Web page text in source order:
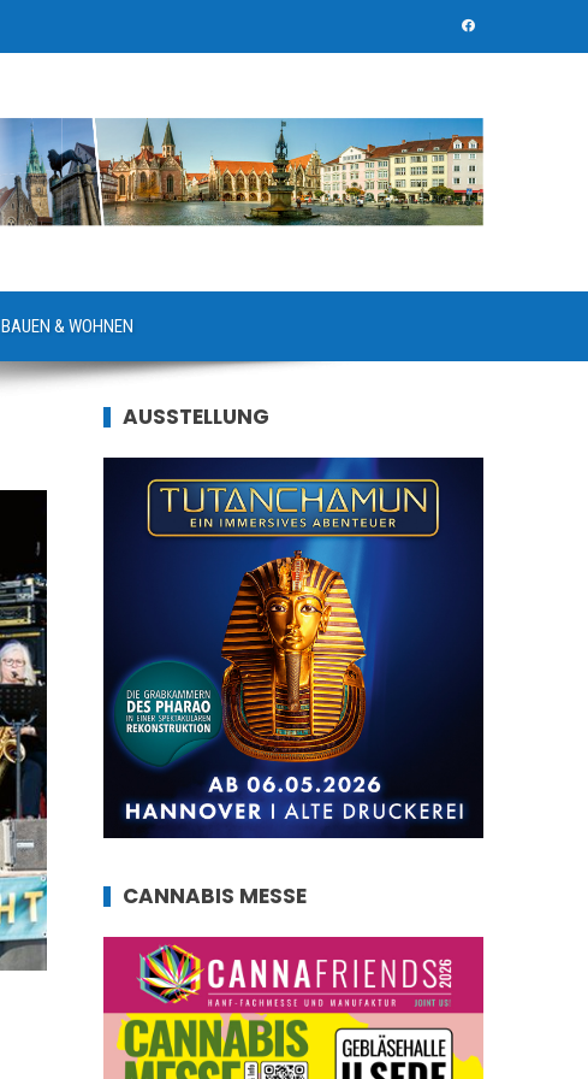
BAUEN & WOHNEN
AUSSTELLUNG
CANNABIS MESSE